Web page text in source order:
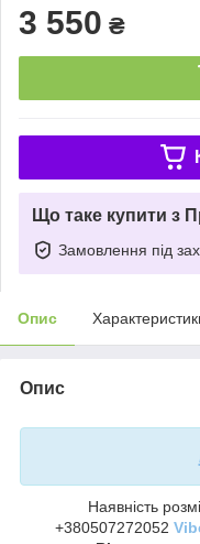
3 550 ₴
Що таке купити з
Замовлення під
Опис
Опис
Наявність
+380507272052